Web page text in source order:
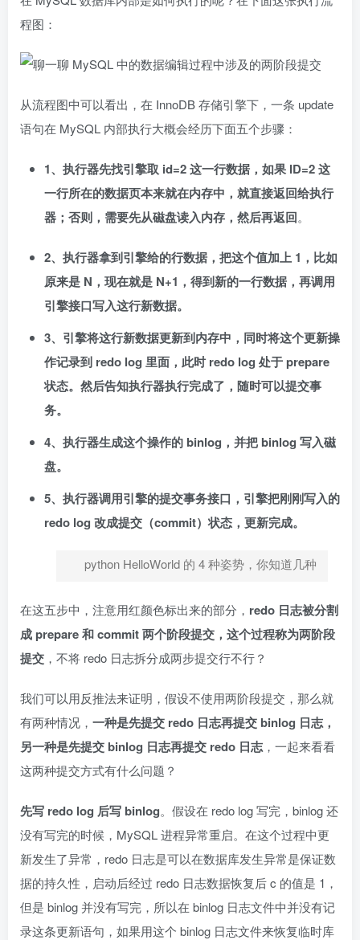
程图：
从流程图中可以看出，在 InnoDB 存储引擎下，一条 update
语句在 MySQL 内部执行大概会经历下面五个步骤：
1、执行器先找引擎取 id=2 这一行数据，如果 ID=2 这
一行所在的数据页本来就在内存中，就直接返回给执行
器；否则，需要先从磁盘读入内存，然后再返回。
2、执行器拿到引擎给的行数据，把这个值加上 1，比如
原来是 N，现在就是 N+1，得到新的一行数据，再调用
引擎接口写入这行新数据。
3、引擎将这行新数据更新到内存中，同时将这个更新操
作记录到 redo log 里面， 此时 redo log 处于 prepare
状态。然后告知执行器执行完成了，随时可以提交事
务。
4、执行器生成这个操作的 binlog，并把 binlog 写入磁
盘。
5、 执行器调用引擎的提交事务接口，引擎把刚刚写入的
redo log 改成提交（commit）状态，更新完成。
python HelloWorld 的 4 种姿势，你知道几种
在这五步中，注意用红颜色标出来的部分， redo 日志被分割
成 prepare 和 commit 两个阶段提交，这个过程称为两阶段
提交 ，不将 redo 日志拆分成两步提交行不行？
我们可以用反推法来证明，假设不使用两阶段提交，那么就
有两种情况， 一种是先提交 redo 日志再提交 binlog 日志，
另一种是先提交 binlog 日志再提交 redo 日志 ，一起来看看
这两种提交方式有什么问题？
先写 redo log 后写 binlog。假设在 redo log 写完，binlog 还
没有写完的时候，MySQL 进程异常重启。在这个过程中更
新发生了异常，redo 日志是可以在数据库发生异常是保证数
据的持久性，启动后经过 redo 日志数据恢复后 c 的值是 1，
但是 binlog 并没有写完，所以在 binlog 日志文件中并没有记
录这条更新语句，如果用这个 binlog 日志文件来恢复临时库